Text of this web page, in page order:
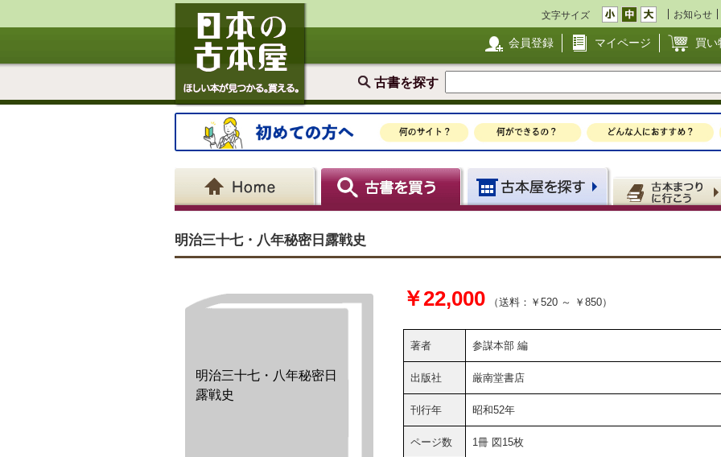
文字サイズ お知らせ
会員登録 マイページ 買い
古書を探す
明治三十七・八年秘密日露戦史
明治三十七・八年秘密日
露戦史
￥22,000 （送料：￥520 ～ ￥850）
著者 参謀本部 編
出版社 厳南堂書店
刊行年 昭和52年
ページ数 1冊 図15枚